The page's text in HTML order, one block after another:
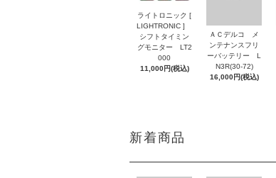
ライトロニック [
LIGHTRONIC ]
シフトタイミン
グモニター LT2
000
11,000円(税込)
ＡＣデルコ メ
ンテナンスフリ
ーバッテリー L
N3R(30-72)
16,000円(税込)
新着商品